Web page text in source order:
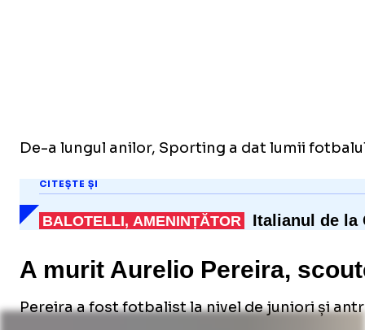
De-a lungul anilor, Sporting a dat lumii
CITEȘTE ȘI
BALOTELLI, AMENINȚĂTOR Italianul de la
A murit Aurelio Pereira,
Pereira a fost fotbalist la nivel de juniori și